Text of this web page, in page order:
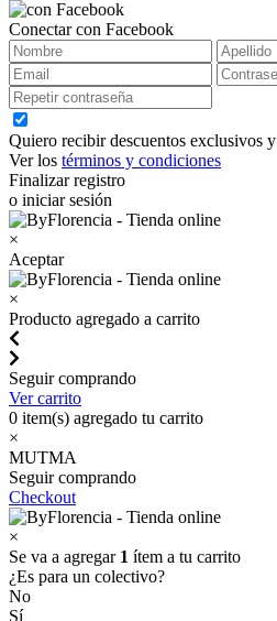
Conectar con Facebook
Quiero recibir descuentos exclusivos
Ver los términos y condiciones
Finalizar registro
o iniciar sesión
×
Aceptar
×
Producto agregado a carrito
Seguir comprando
Ver carrito
0 item(s) agregado tu carrito
×
MUTMA
Seguir comprando
Checkout
×
Se va a agregar 1 ítem a tu carrito
¿Es para un colectivo?
No
Sí